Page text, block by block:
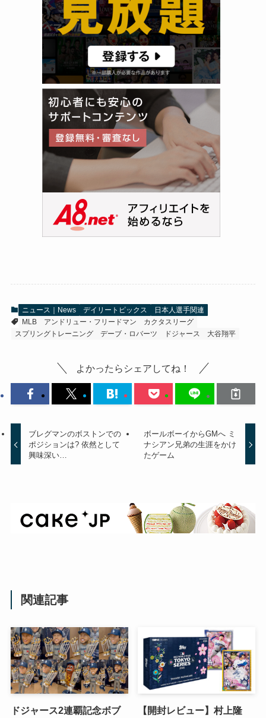
ニュース｜News デイリートピックス
日本人選手関連
MLB
アンドリュー・フリードマン
カクタスリーグ
スプリングトレーニング
デーブ・ロバーツ ドジャース 大谷翔平
よかったらシェアしてね！
ブレグマンのボストンでの
ポジションは? 依然として
興味深い…
ボールボーイからGMへ ミ
ナシアン兄弟の生涯をかけ
たゲーム
関連記事
ドジャース2連覇記念ボブ
【開封レビュー】村上隆